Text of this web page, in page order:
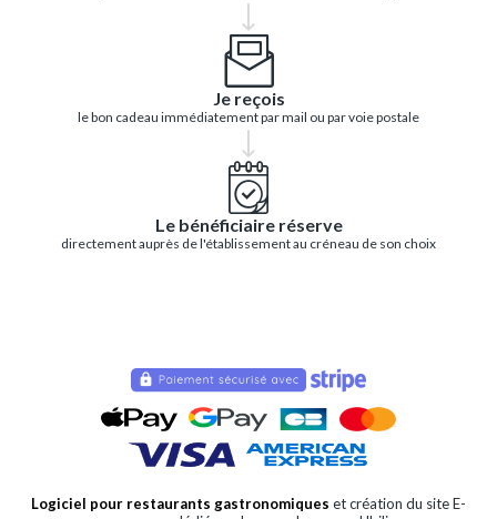
Je reçois
le bon cadeau immédiatement par mail ou par voie postale
Le bénéficiaire réserve
directement auprès de l'établissement au créneau de son choix
Logiciel pour restaurants gastronomiques et création du site E-